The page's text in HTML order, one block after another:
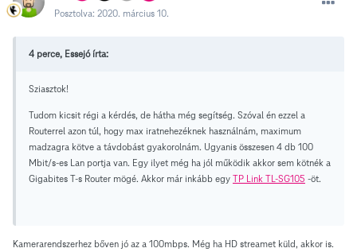
Posztolva: 2020. március 10.
4 perce, Essejó írta:
Sziasztok!
Tudom kicsit régi a kérdés, de hátha még segítség. Szóval én ezzel a
Routerrel azon túl, hogy max iratnehezéknek használnám, maximum
madzagra kötve a távdobást gyakorolnám. Ugyanis összesen 4 db 100
Mbit/s-es Lan portja van. Egy ilyet még ha jól működik akkor sem kötnék a
Gigabites T-s Router mögé. Akkor már inkább egy TP Link TL-SG105 -öt.
Kamerarendszerhez bőven jó az a 100mbps. Még ha HD streamet küld, akkor is.